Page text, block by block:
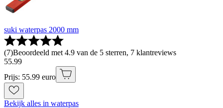
suki waterpas 2000 mm
(7)Beoordeeld met 4.9 van de 5 sterren, 7 klantreviews
55.99
Prijs: 55.99 euro
Bekijk alles in waterpas